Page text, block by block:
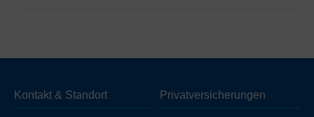
(Hausarzt-Modell, Med Direct) gegenüber der
Kontakt & Standort Privatversicherungen